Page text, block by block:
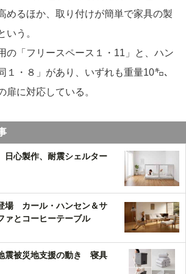
めるほか、取り付けが簡単で家具の製
いう。
「フリースペース１・11」と、ハン
１・８」があり、いずれも重量10㌔、
扉に対応している。
心製作、耐震シェルター
場 カール・ハンセン＆サ
ァとコーヒーテーブル
震被災地支援の動き 寝具